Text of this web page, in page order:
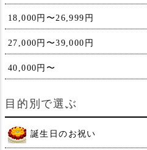
18,000円〜26,999円
27,000円〜39,000円
40,000円〜
目的別で選ぶ
誕生日のお祝い